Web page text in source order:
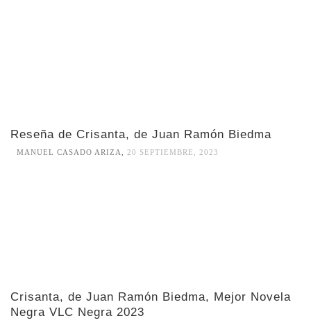
Reseña de Crisanta, de Juan Ramón Biedma
MANUEL CASADO ARIZA, 20 SEPTIEMBRE, 2023
Crisanta, de Juan Ramón Biedma, Mejor Novela
Negra VLC Negra 2023